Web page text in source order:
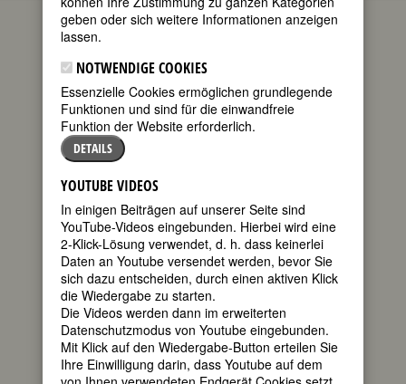
(Heide
Simonis, geb.
Steinhardt)
geboren am 4.
Juli 1943 in
Bonn
gestorben am
12. Juli 2023 in
Kiel
deutsche
Politikerin
(SPD) und
Volkswirtin; Ministerpräsidentin von
Schleswig-Holstein 1993-2005
80. Geburtstag am 4. Juli 2023
Biografie•Zitate•Weblinks•Literatur &
Quellen
geben oder sich weitere Informationen anzeigen
lassen.
NOTWENDIGE COOKIES
Essenzielle Cookies ermöglichen grundlegende
Funktionen und sind für die einwandfreie
Funktion der Website erforderlich.
DETAILS
YOUTUBE VIDEOS
In einigen Beiträgen auf unserer Seite sind
YouTube-Videos eingebunden. Hierbei wird eine
2-Klick-Lösung verwendet, d. h. dass keinerlei
Daten an Youtube versendet werden, bevor Sie
sich dazu entscheiden, durch einen aktiven Klick
die Wiedergabe zu starten.
Die Videos werden dann im erweiterten
Datenschutzmodus von Youtube eingebunden.
Mit Klick auf den Wiedergabe-Button erteilen Sie
Ihre Einwilligung darin, dass Youtube auf dem